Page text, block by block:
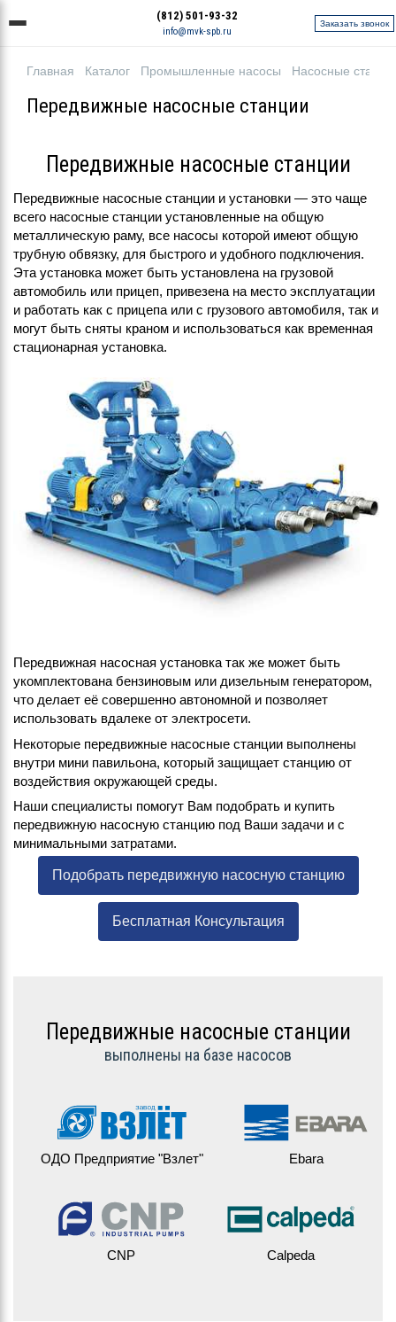
(812) 501-93-32
info@mvk-spb.ru
Заказать звонок
Главная Каталог Промышленные насосы Насосные
Передвижные насосные станции
Передвижные насосные станции
Передвижные насосные станции и установки — это чаще
всего насосные станции установленные на общую
металлическую раму, все насосы которой имеют общую
трубную обвязку, для быстрого и удобного подключения.
Эта установка может быть установлена на грузовой
автомобиль или прицеп, привезена на место эксплуатации
и работать как с прицепа или с грузового автомобиля, так и
могут быть сняты краном и использоваться как временная
стационарная установка.
Передвижная насосная установка так же может быть
укомплектована бензиновым или дизельным генератором,
что делает её совершенно автономной и позволяет
использовать вдалеке от электросети.
Некоторые передвижные насосные станции выполнены
внутри мини павильона, который защищает станцию от
воздействия окружающей среды.
Наши специалисты помогут Вам подобрать и купить
передвижную насосную станцию под Ваши задачи и с
минимальными затратами.
Подобрать передвижную насосную станцию
Бесплатная Консультация
Передвижные насосные станции
выполнены на базе насосов
ОДО Предприятие "Взлет" Ebara
CNP Calpeda